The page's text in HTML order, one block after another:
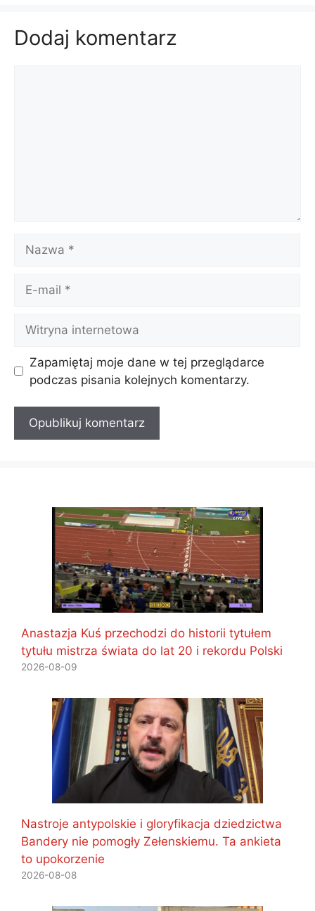
Dodaj komentarz
mail
internetowa
Zapamiętaj moje dane w tej przeglądarce
podczas pisania kolejnych komentarzy.
Anastazja Kuś przechodzi do historii tytułem
tytułu mistrza świata do lat 20 i rekordu Polski
2026-08-09
Nastroje antypolskie i gloryfikacja dziedzictwa
Bandery nie pomogły Zełenskiemu. Ta ankieta
to upokorzenie
2026-08-08